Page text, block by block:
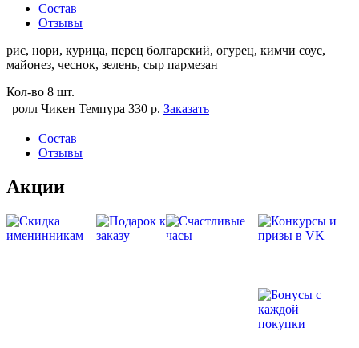
Состав
Отзывы
рис, нори, курица, перец болгарский, огурец, кимчи соус,
майонез, чеснок, зелень, сыр пармезан
Кол-во 8 шт.
ролл Чикен Темпура 330 р. Заказать
Состав
Отзывы
Акции